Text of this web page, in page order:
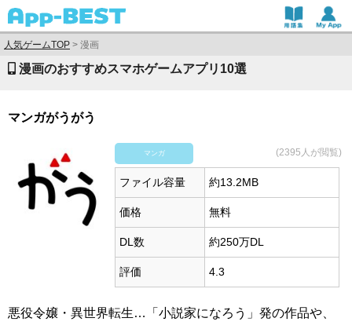
人気ゲームTOP > 漫画
漫画のおすすめスマホゲームアプリ10選
マンガがうがう
マンガ (2395人が閲覧)
ファイル容量 約13.2MB
価格 無料
DL数 約250万DL
評価 4.3
悪役令嬢・異世界転生…「小説家になろう」発の作品や、